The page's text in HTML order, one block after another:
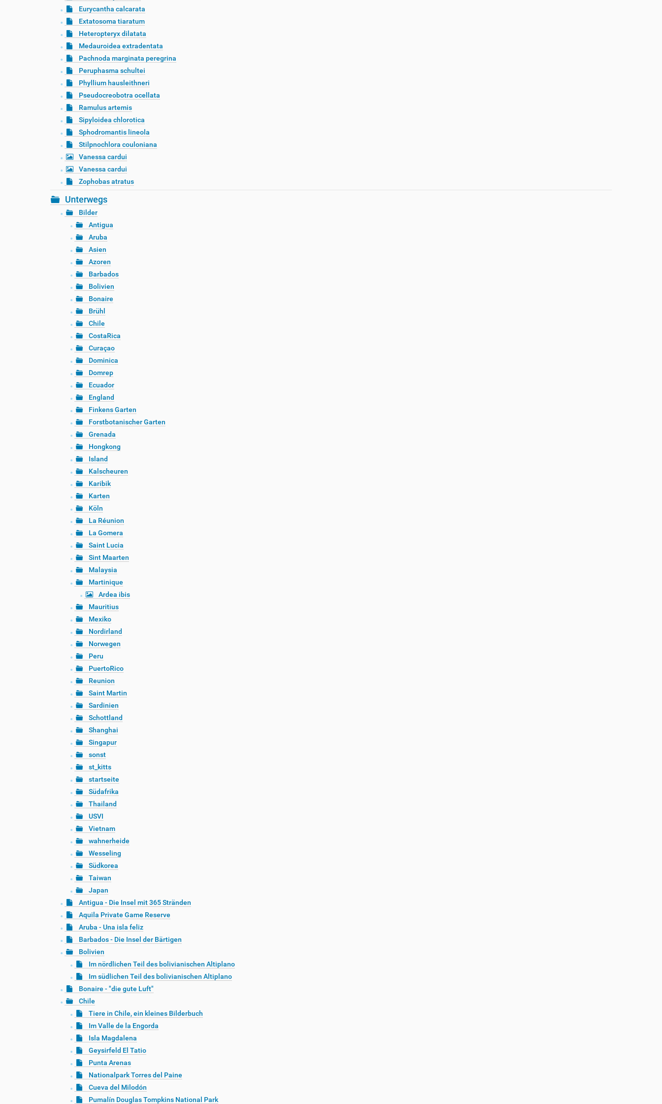
Eurycantha calcarata
Extatosoma tiaratum
Heteropteryx dilatata
Medauroidea extradentata
Pachnoda marginata peregrina
Peruphasma schultei
Phyllium hausleithneri
Pseudocreobotra ocellata
Ramulus artemis
Sipyloidea chlorotica
Sphodromantis lineola
Stilpnochlora couloniana
Vanessa cardui
Vanessa cardui
Zophobas atratus
Unterwegs
Bilder
Antigua
Aruba
Asien
Azoren
Barbados
Bolivien
Bonaire
Brühl
Chile
CostaRica
Curaçao
Dominica
Domrep
Ecuador
England
Finkens Garten
Forstbotanischer Garten
Grenada
Hongkong
Island
Kalscheuren
Karibik
Karten
Köln
La Réunion
La Gomera
Saint Lucia
Sint Maarten
Malaysia
Martinique
Ardea ibis
Mauritius
Mexiko
Nordirland
Norwegen
Peru
PuertoRico
Reunion
Saint Martin
Sardinien
Schottland
Shanghai
Singapur
sonst
st_kitts
startseite
Südafrika
Thailand
USVI
Vietnam
wahnerheide
Wesseling
Südkorea
Taiwan
Japan
Antigua - Die Insel mit 365 Stränden
Aquila Private Game Reserve
Aruba - Una isla feliz
Barbados - Die Insel der Bärtigen
Bolivien
Im nördlichen Teil des bolivianischen Altiplano
Im südlichen Teil des bolivianischen Altiplano
Bonaire - "die gute Luft"
Chile
Tiere in Chile, ein kleines Bilderbuch
Im Valle de la Engorda
Isla Magdalena
Geysirfeld El Tatio
Punta Arenas
Nationalpark Torres del Paine
Cueva del Milodón
Pumalín Douglas Tompkins National Park